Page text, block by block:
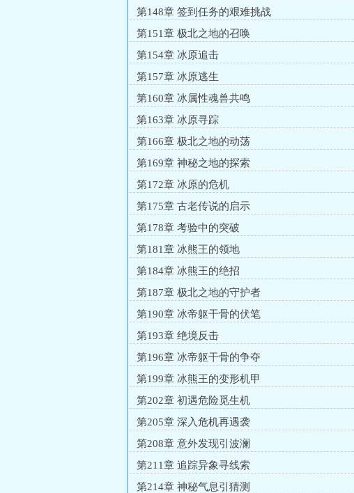
第148章 签到任务的艰难挑战
第151章 极北之地的召唤
第154章 冰原追击
第157章 冰原逃生
第160章 冰属性魂兽共鸣
第163章 冰原寻踪
第166章 极北之地的动荡
第169章 神秘之地的探索
第172章 冰原的危机
第175章 古老传说的启示
第178章 考验中的突破
第181章 冰熊王的领地
第184章 冰熊王的绝招
第187章 极北之地的守护者
第190章 冰帝躯干骨的伏笔
第193章 绝境反击
第196章 冰帝躯干骨的争夺
第199章 冰熊王的变形机甲
第202章 初遇危险觅生机
第205章 深入危机再遇袭
第208章 意外发现引波澜
第211章 追踪异象寻线索
第214章 神秘气息引猜测